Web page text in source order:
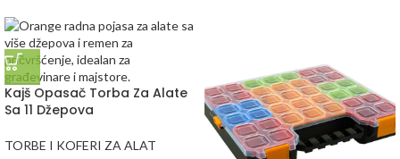
Kajš Opasač Torba Za Alate
Sa 11 Džepova
TORBE I KOFERI ZA ALAT